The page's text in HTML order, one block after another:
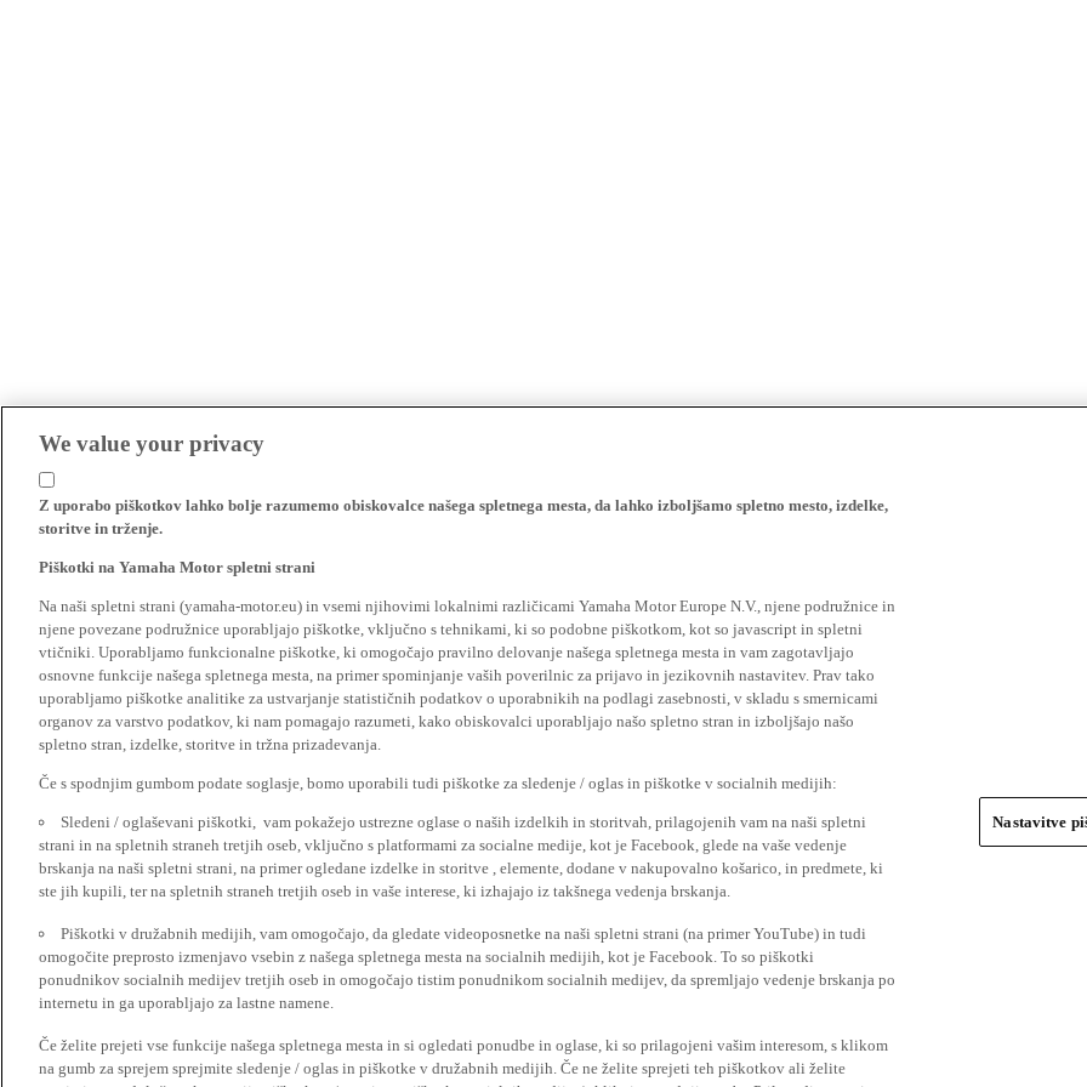
We value your privacy
Z uporabo piškotkov lahko bolje razumemo obiskovalce našega spletnega mesta, da lahko izboljšamo spletno mesto, izdelke,
storitve in trženje.
Piškotki na Yamaha Motor spletni strani
Na naši spletni strani (yamaha-motor.eu) in vsemi njihovimi lokalnimi različicami Yamaha Motor Europe N.V., njene podružnice in
njene povezane podružnice uporabljajo piškotke, vključno s tehnikami, ki so podobne piškotkom, kot so javascript in spletni
vtičniki. Uporabljamo funkcionalne piškotke, ki omogočajo pravilno delovanje našega spletnega mesta in vam zagotavljajo
osnovne funkcije našega spletnega mesta, na primer spominjanje vaših poverilnic za prijavo in jezikovnih nastavitev. Prav tako
uporabljamo piškotke analitike za ustvarjanje statističnih podatkov o uporabnikih na podlagi zasebnosti, v skladu s smernicami
organov za varstvo podatkov, ki nam pomagajo razumeti, kako obiskovalci uporabljajo našo spletno stran in izboljšajo našo
spletno stran, izdelke, storitve in tržna prizadevanja.
Če s spodnjim gumbom podate soglasje, bomo uporabili tudi piškotke za sledenje / oglas in piškotke v socialnih medijih:
Sledeni / oglaševani piškotki, vam pokažejo ustrezne oglase o naših izdelkih in storitvah, prilagojenih vam na naši spletni
strani in na spletnih straneh tretjih oseb, vključno s platformami za socialne medije, kot je Facebook, glede na vaše vedenje
brskanja na naši spletni strani, na primer ogledane izdelke in storitve , elemente, dodane v nakupovalno košarico, in predmete, ki
ste jih kupili, ter na spletnih straneh tretjih oseb in vaše interese, ki izhajajo iz takšnega vedenja brskanja.
Piškotki v družabnih medijih, vam omogočajo, da gledate videoposnetke na naši spletni strani (na primer YouTube) in tudi
omogočite preprosto izmenjavo vsebin z našega spletnega mesta na socialnih medijih, kot je Facebook. To so piškotki
ponudnikov socialnih medijev tretjih oseb in omogočajo tistim ponudnikom socialnih medijev, da spremljajo vedenje brskanja po
internetu in ga uporabljajo za lastne namene.
Če želite prejeti vse funkcije našega spletnega mesta in si ogledati ponudbe in oglase, ki so prilagojeni vašim interesom, s klikom
na gumb za sprejem sprejmite sledenje / oglas in piškotke v družabnih medijih. Če ne želite sprejeti teh piškotkov ali želite
Nastavitve